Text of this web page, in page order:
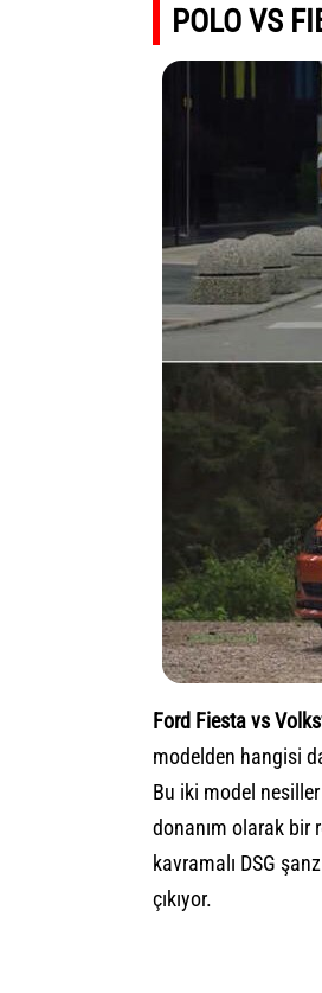
POLO VS
Ford Fiesta vs
modelden hangisi
Bu iki model
donanım olarak bir
kavramalı DSG
çıkıyor.